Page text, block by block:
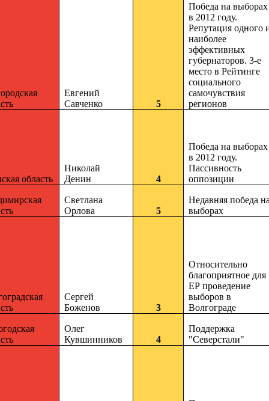
Евгений
Савченко
5
Победа на выборах
в 2012 году.
Репутация одного
наиболее
эффективных
губернаторов. 3-е
место в Рейтинге
социального
самочувствия
регионов
область
Николай
Денин
4
Победа на выборах
в 2012 году.
Пассивность
оппозиции
Светлана
Орлова
5
Недавняя победа
выборах
Сергей
Боженов
3
Относительно
благоприятное для
ЕР проведение
выборов в
Волгограде
Олег
Кувшинников
4
Поддержка
"Северстали"